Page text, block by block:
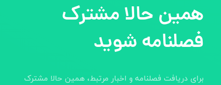
همین حالا مشترک
فصلنامه شوید
برای دریافت فصلنامه و اخبار مرتبط، همین حالا مشترک